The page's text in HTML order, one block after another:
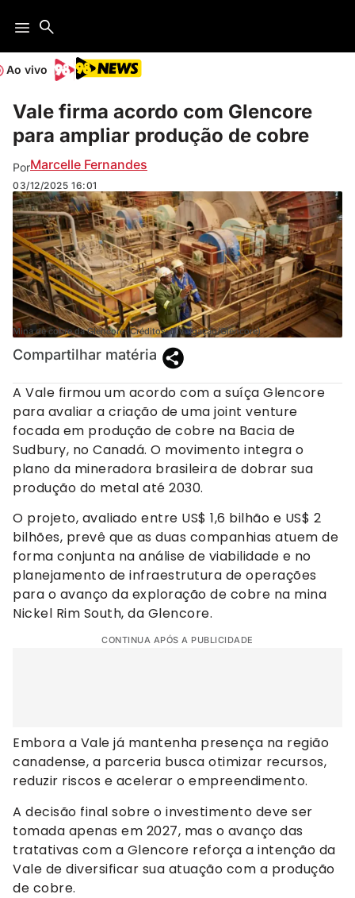
Ao vivo
Vale firma acordo com Glencore
para ampliar produção de cobre
PorMarcelle Fernandes
03/12/2025 16:01
Mina de cobre da Glencore (Créditos: Divulgação/Glencore)
Compartilhar matéria
A Vale firmou um acordo com a suíça Glencore
para avaliar a criação de uma joint venture
focada em produção de cobre na Bacia de
Sudbury, no Canadá. O movimento integra o
plano da mineradora brasileira de dobrar sua
produção do metal até 2030.
O projeto, avaliado entre US$ 1,6 bilhão e US$ 2
bilhões, prevê que as duas companhias atuem de
forma conjunta na análise de viabilidade e no
planejamento de infraestrutura de operações
para o avanço da exploração de cobre na mina
Nickel Rim South, da Glencore.
CONTINUA APÓS A PUBLICIDADE
Embora a Vale já mantenha presença na região
canadense, a parceria busca otimizar recursos,
reduzir riscos e acelerar o empreendimento.
A decisão final sobre o investimento deve ser
tomada apenas em 2027, mas o avanço das
tratativas com a Glencore reforça a intenção da
Vale de diversificar sua atuação com a produção
de cobre.